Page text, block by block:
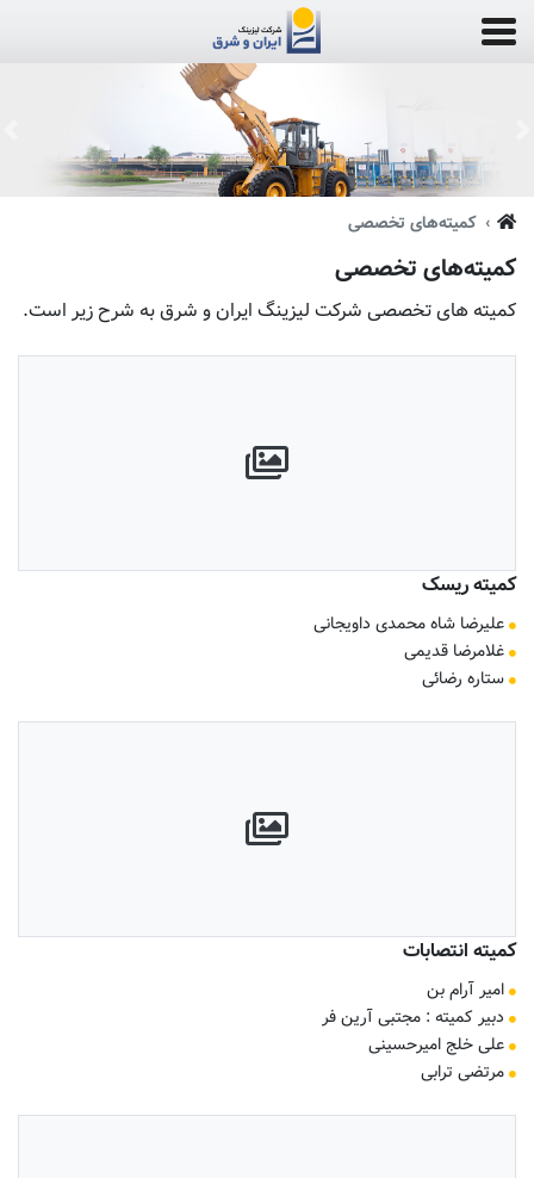
کمیته‌های تخصصی
کمیته‌های تخصصی
کمیته های تخصصی شرکت لیزینگ ایران و شرق به شرح زیر است.
کمیته ریسک
علیرضا شاه محمدی داویجانی
غلامرضا قدیمی
ستاره رضائی
کمیته انتصابات
امیر آرام بن
دبیر کمیته : مجتبی آرین فر
علی خلج امیرحسینی
مرتضی ترابی